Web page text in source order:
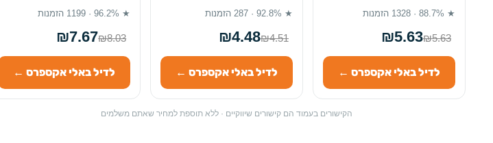
★ 88.7% · 1328 הזמנות
₪5.63₪5.63
לדיל באלי אקספרס ←
★ 92.8% · 287 הזמנות
₪4.48₪4.51
לדיל באלי אקספרס ←
★ 96.2% · 1199 הזמנות
₪7.67₪8.03
לדיל באלי אקספרס ←
הקישורים בעמוד הם קישורים שיווקיים · ללא תוספת למחיר שאתם משלמים